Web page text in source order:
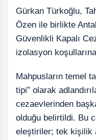
Gürkan Türkoğlu,
Özen ile birlikte
Güvenlikli Kapalı
izolasyon
Mahpusların temel
tipi” olarak
cezaevlerinden
olduğu belirtildi. Bu
eleştiriler; tek kişilik